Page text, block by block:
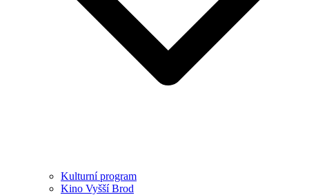
Kulturní program
Kino Vyšší Brod